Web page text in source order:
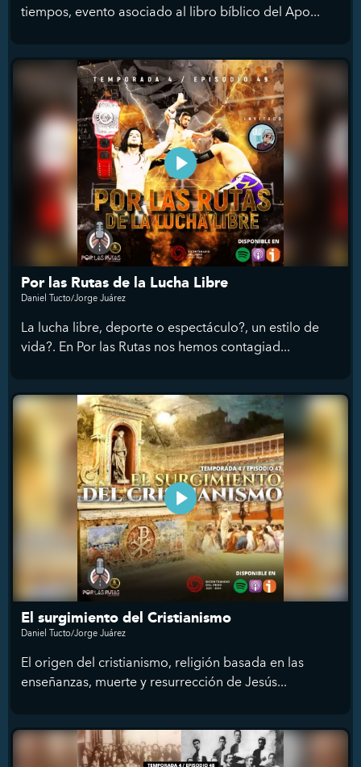
tiempos, evento asociado al libro bíblico del Apo...
Por las Rutas de la Lucha Libre
Daniel Tucto/Jorge Juárez
La lucha libre, deporte o espectáculo?, un estilo de
vida?. En Por las Rutas nos hemos contagiad...
El surgimiento del Cristianismo
Daniel Tucto/Jorge Juárez
El origen del cristianismo, religión basada en las
enseñanzas, muerte y resurrección de Jesús...